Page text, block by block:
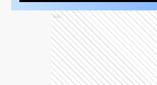
Ads